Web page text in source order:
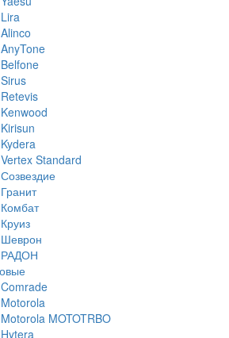
Lira
Alinco
AnyTone
Belfone
Sirus
Retevis
Kenwood
Kirisun
Kydera
Vertex Standard
Созвездие
Гранит
Комбат
Круиз
Шеврон
РАДОН
Comrade
Motorola
Motorola MOTOTRBO
Hytera